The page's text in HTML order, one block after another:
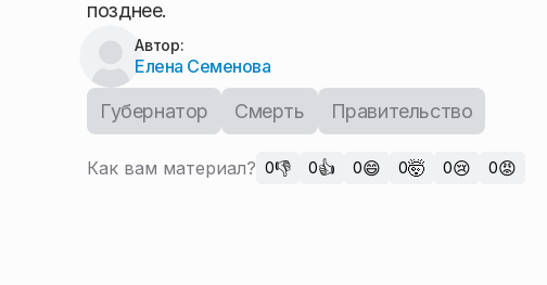
позднее.
Автор:
Елена Семенова
Губернатор Смерть Правительство
Как вам материал? 0👎 0👍 0😄 0🤯 0😢 0😡